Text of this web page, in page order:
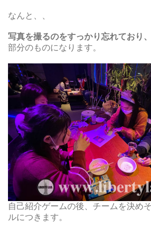
なんと、、
写真を撮るのをすっかり忘れており、
部分のものになります。
自己紹介ゲームの後、チームを決め
ルにつきます。